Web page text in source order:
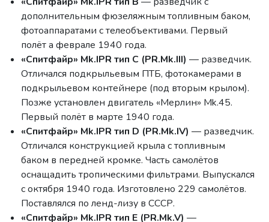
дополнительным фюзеляжным топливным баком,
фотоаппаратами с телеобъективами. Первый
полёт а феврале 1940 года.
«Спитфайр» Mk.IPR тип C (PR.Mk.III) — разведчик.
Отличался подкрыльевым ПТБ, фотокамерами в
подкрыльевом контейнере (под вторым крылом).
Позже установлен двигатель «Мерлин» Mk.45.
Первый полёт в марте 1940 года.
«Спитфайр» Mk.IPR тип D (PR.Mk.IV) — разведчик.
Отличался конструкцией крыла с топливным
баком в передней кромке. Часть самолётов
оснащадить тропическими фильтрами. Выпускался
с октября 1940 года. Изготовлено 229 самолётов.
Поставлялся по ленд-лизу в СССР.
«Спитфайр» Mk.IPR тип E (PR.Mk.V) —